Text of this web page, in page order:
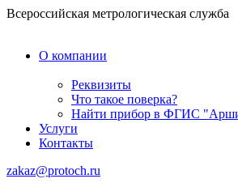
Всероссийская метрологическая служба
О компании
Реквизиты
Что такое поверка?
Найти прибор в ФГИС
Услуги
Контакты
zakaz@protoch.ru